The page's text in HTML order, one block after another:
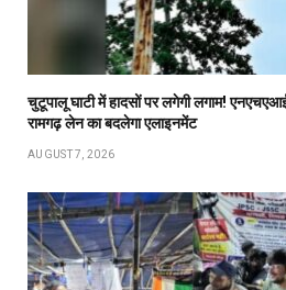
चुटूपालू घाटी में हादसों पर लगेगी लगाम!
रामगढ़ लेन का बदलेगा एलाइनमेंट
AUGUST 7, 2026